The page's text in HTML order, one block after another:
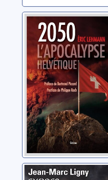
2050:
l'apocalypse
helvétique
Lehmann, Eric
Exodes